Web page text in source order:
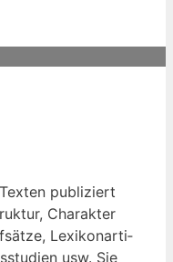
publi­ziert
Cha­rak­ter
Lexi­kon­ar­ti­
usw. Sie